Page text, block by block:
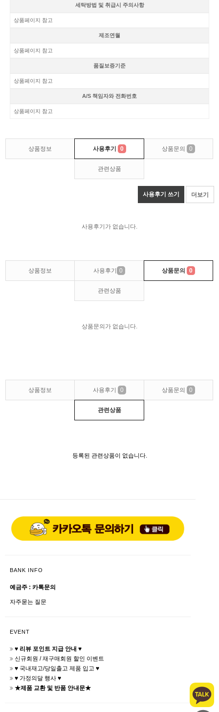
세탁방법 및 취급시 주의사항
상품페이지 참고
제조연월
상품페이지 참고
품질보증기준
상품페이지 참고
A/S 책임자와 전화번호
상품페이지 참고
상품정보 사용후기 0 상품문의 0
관련상품
사용후기 쓰기 더보기
사용후기가 없습니다.
상품정보 사용후기 0 상품문의 0
관련상품
상품문의가 없습니다.
상품정보 사용후기 0 상품문의 0
관련상품
등록된 관련상품이 없습니다.
BANK INFO
예금주 : 카톡문의
자주묻는 질문
EVENT
♥ 리뷰 포인트 지급 안내 ♥
신규회원 / 재구매회원 할인 이벤트
♥ 국내재고/당일출고 제품 입고 ♥
♥ 가정의달 행사 ♥
★제품 교환 및 반품 안내문★